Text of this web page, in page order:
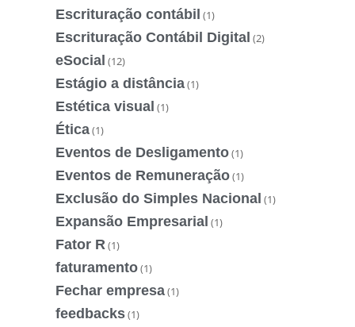
Escrituração contábil (1)
Escrituração Contábil Digital (2)
eSocial (12)
Estágio a distância(1)
Estética visual (1)
Ética(1)
Eventos de Desligamento(1)
Eventos de Remuneração(1)
Exclusão do Simples Nacional (1)
Expansão Empresarial (1)
Fator R (1)
faturamento(1)
Fechar empresa(1)
feedbacks(1)